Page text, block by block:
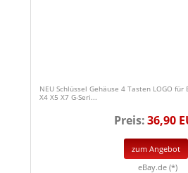
NEU Schlüssel Gehäuse 4 Tasten LOGO für
X4 X5 X7 G-Seri...
Preis:36,90
zum Angebot
eBay.de (*)